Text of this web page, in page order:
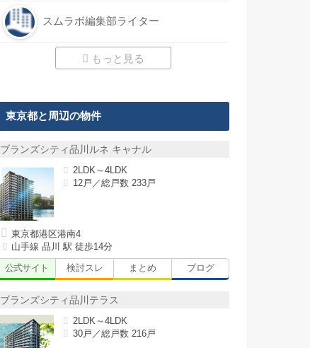
スムラボ編集部ライター
もっと見る
東京都と周辺の物件
ブランズシティ品川ルネ キャナル
2LDK～4LDK
12戸／総戸数 233戸
東京都港区港南4
山手線 品川 駅 徒歩14分
公式サイト
検討スレ まとめ ブログ
ブランズシティ品川テラス
2LDK～4LDK
30戸／総戸数 216戸